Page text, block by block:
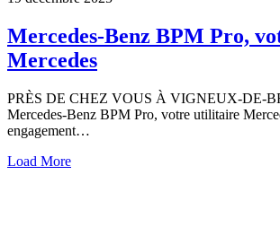
Mercedes-Benz BPM Pro,
Mercedes
PRÈS DE CHEZ VOUS À VIGNEUX-DE-
Mercedes-Benz BPM Pro, votre utilitaire
engagement…
Load More